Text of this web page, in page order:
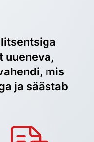
uueneva,
mis
ja säästab